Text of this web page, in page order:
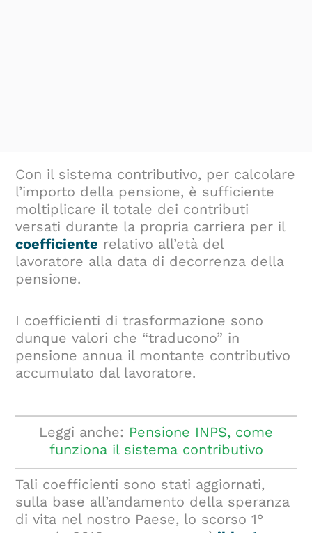
Con il sistema contributivo, per calcolare
l’importo della pensione, è sufficiente
moltiplicare il totale dei contributi
versati durante la propria carriera per il
coefficiente relativo all’età del
lavoratore alla data di decorrenza della
pensione.
I coefficienti di trasformazione sono
dunque valori che “traducono” in
pensione annua il montante contributivo
accumulato dal lavoratore.
Leggi anche: Pensione INPS, come
funziona il sistema contributivo
Tali coefficienti sono stati aggiornati,
sulla base all’andamento della speranza
di vita nel nostro Paese, lo scorso 1°